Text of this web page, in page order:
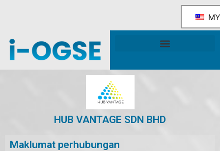
MY
HUB VANTAGE SDN BHD
Maklumat perhubungan